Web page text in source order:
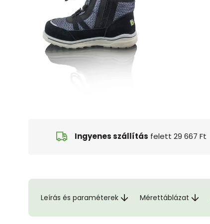
Ingyenes szállítás felett 29 667 Ft
Leírás és paraméterek Mérettáblázat